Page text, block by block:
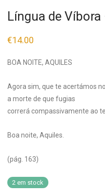
Língua de
€14.00
BOA NOITE, AQUILES
Agora sim, que te acertámos
a morte de que fugias
correrá compassivamente ao
Boa noite, Aquiles.
(pág. 163)
2 em stock